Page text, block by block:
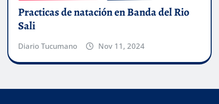
Practicas de natación en Banda del Rio
Sali
Diario Tucumano Nov 11, 2024